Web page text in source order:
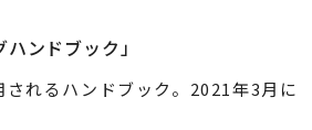
ンドブック」
れるハンドブック。2021年3月に